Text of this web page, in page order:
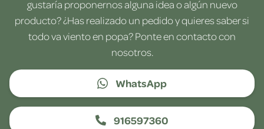
gustaría proponernos alguna idea o algún nuevo
producto? ¿Has realizado un pedido y quieres saber si
todo va viento en popa? Ponte en contacto con
nosotros.
WhatsApp
916597360